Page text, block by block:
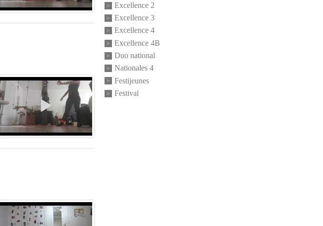
Excellence 2
Excellence 3
Excellence 4
Excellence 4B
Duo national
Nationales 4
Festijeunes
Festival